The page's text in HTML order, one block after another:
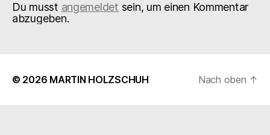
Du musst angemeldet sein, um einen Kommentar
abzugeben.
© 2026 MARTIN HOLZSCHUH Nach oben ↑